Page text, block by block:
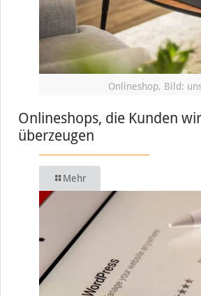
Onlineshop, Bild:
Onlineshops, die Kunden
überzeugen
Mehr